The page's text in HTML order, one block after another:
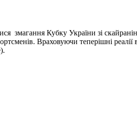
змагання Кубку України зі
Враховуючи теперішні реалії